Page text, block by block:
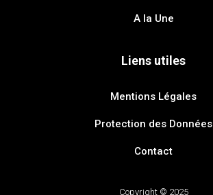
A la Une
Liens utiles
Mentions Légales
Protection des Données
Contact
Copyright © 2025